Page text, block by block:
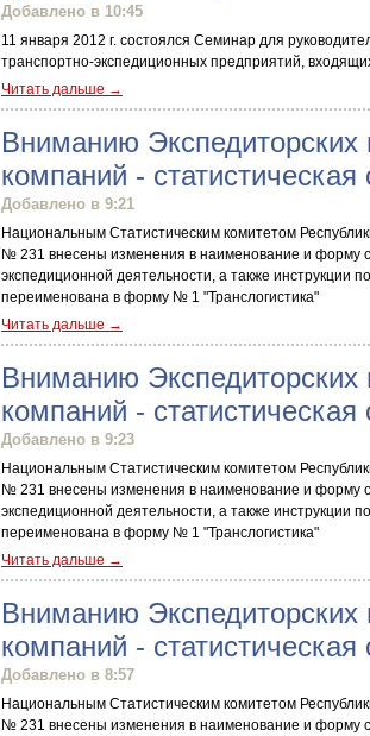
Добавлено в 10:45
11 января 2012 г. состоялся Семинар для
транспортно-экспедиционных предприятий,
Читать дальше →
Вниманию Экспедиторских
компаний - статистическая
Добавлено в 9:21
Национальным Статистическим комитетом
№ 231 внесены изменения в наименование и форму
экспедиционной деятельности, а также инструкции
переименована в форму № 1 "Транслогистика"
Читать дальше →
Вниманию Экспедиторских
компаний - статистическая
Добавлено в 9:23
Национальным Статистическим комитетом
№ 231 внесены изменения в наименование и форму
экспедиционной деятельности, а также инструкции
переименована в форму № 1 "Транслогистика"
Читать дальше →
Вниманию Экспедиторских
компаний - статистическая
Добавлено в 8:57
Национальным Статистическим комитетом
№ 231 внесены изменения в наименование и форму